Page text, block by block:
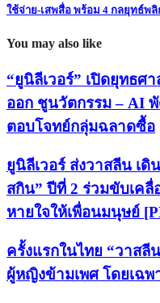
ใช้จ่าย-เสพสื่อ พร้อม 4 กลยุทธ์พ
You may also like
“ยูนิลีเวอร์” เปิดยุทธศ
ออก ชูนวัตกรรม – AI
ตอบโจทย์กลุ่มฉลาดซื้อ
ยูนิลีเวอร์ ส่งวาสลีน เ
สกิน” ปีที่ 2 ร่วมขับเค
หายใจให้เพื่อนมนุษย์
ครั้งแรกในไทย “วาสลี
ผู้หญิงข้ามเพศ โดยเฉพ